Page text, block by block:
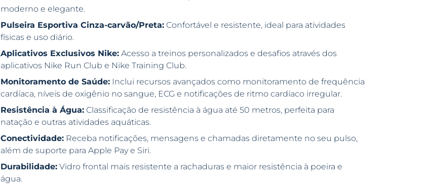
moderno e elegante.
Pulseira Esportiva Cinza-carvão/Preta:Confortável e resistente, ideal para atividades
físicas e uso diário.
Aplicativos Exclusivos Nike:Acesso a treinos personalizados e desafios através dos
aplicativos Nike Run Club e Nike Training Club.
Monitoramento de Saúde:Inclui recursos avançados como monitoramento de frequência
cardíaca, níveis de oxigênio no sangue, ECG e notificações de ritmo cardíaco irregular.
Resistência à Água:Classificação de resistência à água até 50 metros, perfeita para
natação e outras atividades aquáticas.
Conectividade:Receba notificações, mensagens e chamadas diretamente no seu pulso,
além de suporte para Apple Pay e Siri.
Durabilidade:Vidro frontal mais resistente a rachaduras e maior resistência à poeira e
água.